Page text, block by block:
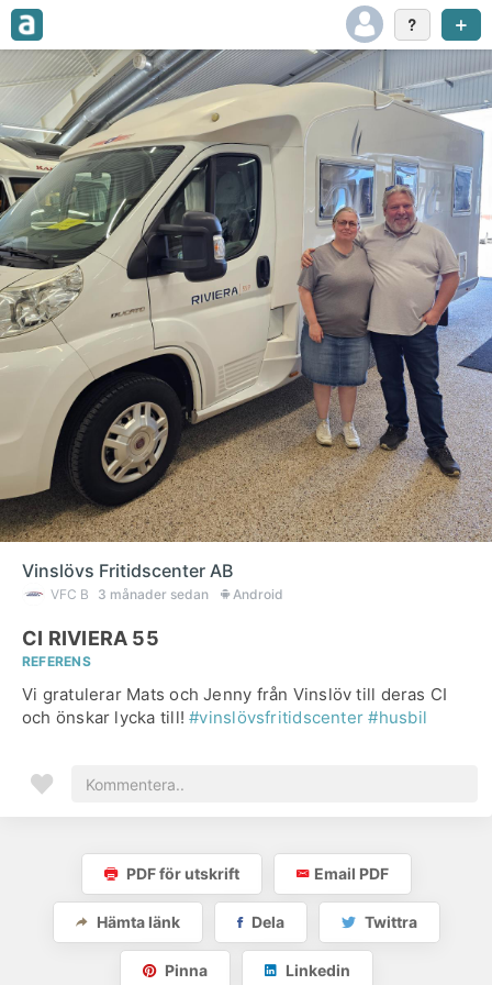
Vinslövs Fritidscenter AB
VFC B 3 månader sedan Android
CI RIVIERA 55
REFERENS
Vi gratulerar Mats och Jenny från Vinslöv till deras CI
och önskar lycka till!#vinslövsfritidscenter #husbil
PDF för utskrift Email PDF
Hämta länk Dela Twittra
Pinna Linkedin